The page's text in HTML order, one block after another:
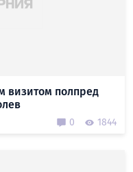
визитом полпред
0 1844